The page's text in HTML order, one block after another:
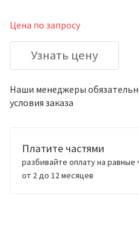
Цена по запросу
Узнать цену
Наши менеджеры
условия заказа
Платите частями
разбивайте оплату на равные
от 2 до 12 месяцев